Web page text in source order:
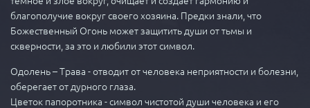
благополучие вокруг своего хозяина. Предки знали, что
Божественный Огонь может защитить души от тьмы и
скверности, за это и любили этот символ.
Одолень – Трава - отводит от человека неприятности и болезни,
оберегает от дурного глаза.
Цветок папоротника - символ чистотой души человека и его